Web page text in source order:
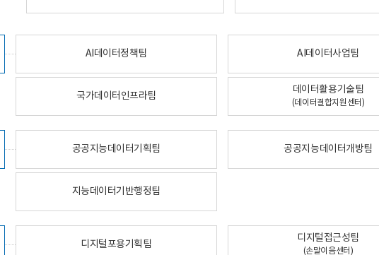
AI데이터정책팀 AI데이터사업팀
국가데이터인프라팀
데이터활용기술팀
(데이터결합지원센터)
공공지능데이터기획팀 공공지능데이터개방팀
지능데이터기반행정팀
디지털포용기획팀
디지털접근성팀
(손말이음센터)